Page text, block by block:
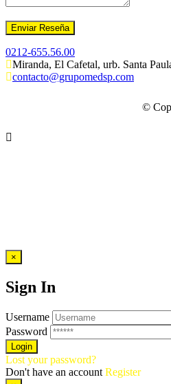
0212-655.56.00
Miranda, El Cafetal, urb. Santa
contacto@grupomedsp.com
©
×
Sign In
Username
Password
Lost your password?
Don't have an account Register